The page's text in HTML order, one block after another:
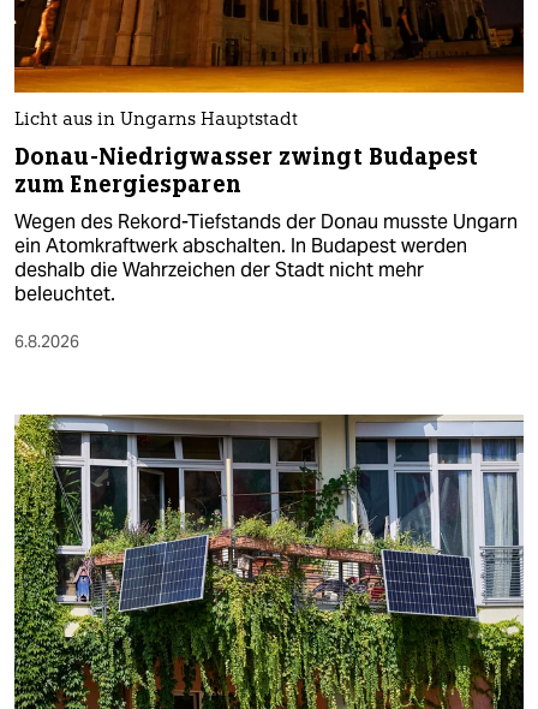
Licht aus in Ungarns Hauptstadt
Donau-Niedrigwasser zwingt Budapest
zum Energiesparen
Wegen des Rekord-Tiefstands der Donau musste Ungarn
ein Atomkraftwerk abschalten. In Budapest werden
deshalb die Wahrzeichen der Stadt nicht mehr
beleuchtet.
6.8.2026